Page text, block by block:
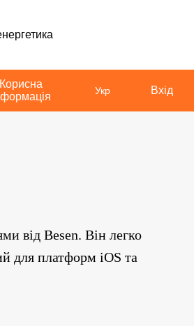
Корисна
Укр Вхід
від Besen. Він легко
для платформ iOS та